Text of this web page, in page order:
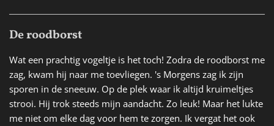
De roodborst
Wat een prachtig vogeltje is het toch! Zodra de roodborst me
zag, kwam hij naar me toevliegen. 's Morgens zag ik zijn
sporen in de sneeuw. Op de plek waar ik altijd kruimeltjes
strooi. Hij trok steeds mijn aandacht. Zo leuk! Maar het lukte
me niet om elke dag voor hem te zorgen. Ik vergat het ook